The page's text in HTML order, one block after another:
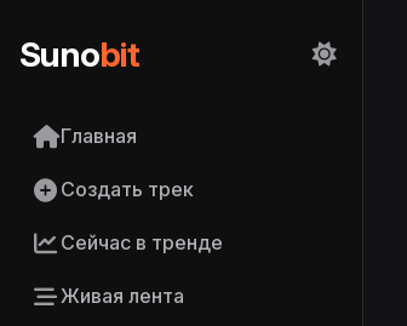
Sunobit
Главная
Создать трек
Сейчас в тренде
Живая лента